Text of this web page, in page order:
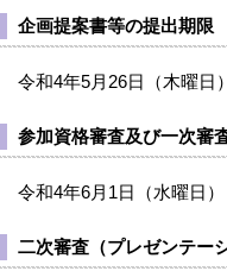
企画提案書等の提出期限
令和4年5月26日（木曜日
参加資格審査及び一次審
令和4年6月1日（水曜日）
二次審査（プレゼンテー